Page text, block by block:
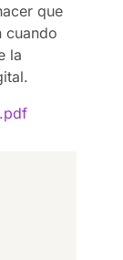
que
cuando
la